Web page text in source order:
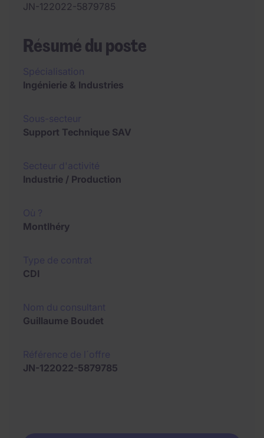
JN-122022-5879785
Résumé du poste
Ingénierie & Industries
Support Technique SAV
Industrie / Production
Montlhéry
CDI
Guillaume Boudet
JN-122022-5879785